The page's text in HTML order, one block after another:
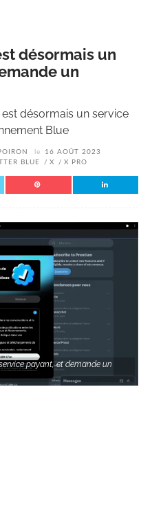
désormais un
un
est désormais un service
Blue
le
16 AOÛT 2023
BLUE X X PRO
payant, et demande un